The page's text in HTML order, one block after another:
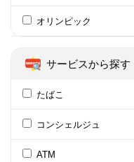
オリンピック
サービスから探す
たばこ
コンシェルジュ
ATM